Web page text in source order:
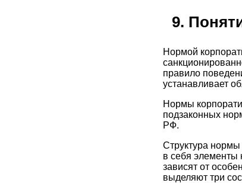
9.
Нормой
правило
устанавливает
Нормы
подзаконных
РФ.
Структура
в себя элементы
зависят от
выделяют три